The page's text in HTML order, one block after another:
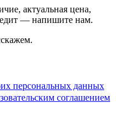
актуальная цена,
— напишите нам.
персональных данных
соглашением